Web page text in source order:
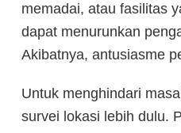
memadai, atau fasilitas
dapat menurunkan
Akibatnya, antusiasme
Untuk menghindari
survei lokasi lebih dulu.